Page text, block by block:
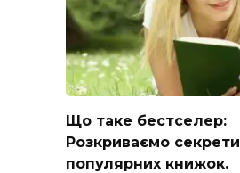
Що таке бестселер:
Розкриваємо секрети
популярних книжок.